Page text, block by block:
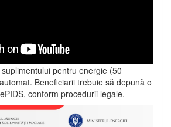
pentru energie (50
Beneficiarii trebuie să depună o
conform procedurii legale.